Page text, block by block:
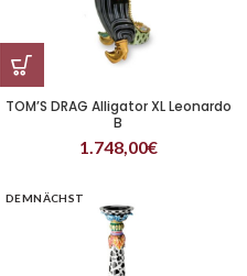
TOM’S DRAG Alligator XL Leonardo
B
1.748,00€
DEMNÄCHST